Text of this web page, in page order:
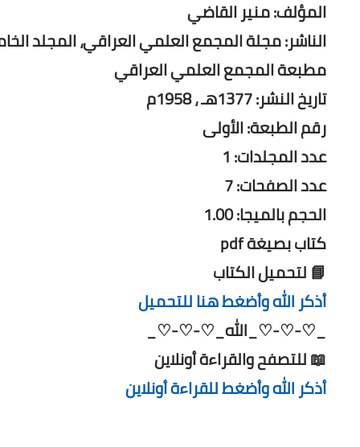
المؤلف: منير القاضي
الناشر: مجلة المجمع العلمي العراقي، المجلد
مطبعة المجمع العلمي العراقي
تاريخ النشر: 1377هـ ، 1958م
رقم الطبعة: الأولى
عدد المجلدات: 1
عدد الصفحات: 7
الحجم بالميجا: 1.00
كتاب بصيغة pdf
📘 لتحميل الكتاب
أذكر الله وأضغط هنا للتحميل
_♡-♡-♡_الله_♡-♡-♡_
📖 للتصفح والقراءة أونلاين
أذكر الله وأضغط للقراءة أونلاين